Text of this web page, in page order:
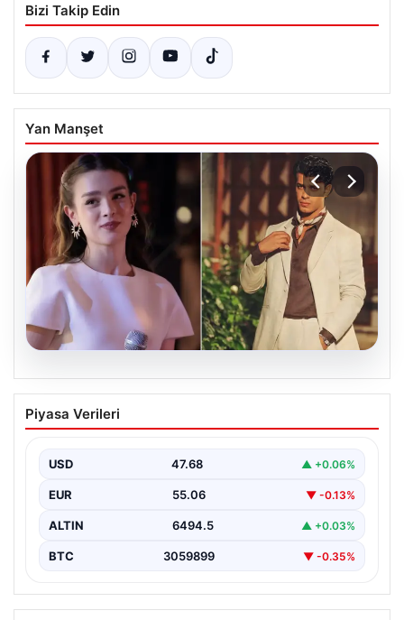
Bizi Takip Edin
Yan Manşet
05.08.2026
‘Yeraltı’ dizisinde şok olay! Babası suç
duyurusunda bulundu: ‘Kızımla reşit
Piyasa Verileri
USD 47.68 ▲ +0.06%
EUR 55.06 ▼ -0.13%
ALTIN 6494.5 ▲ +0.03%
BTC 3059899 ▼ -0.35%